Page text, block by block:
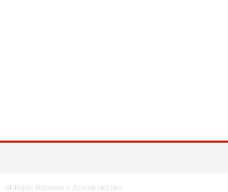
All Rights Reserved © Λευκαδίτικα Νέα